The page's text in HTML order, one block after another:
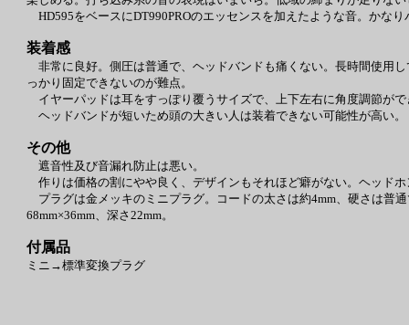
HD595をベースにDT990PROのエッセンスを加えたような音。かな
装着感
非常に良好。側圧は普通で、ヘッドバンドも痛くない。長時間使用
っかり固定できないのが難点。
イヤーパッドは耳をすっぽり覆うサイズで、上下左右に角度調節が
ヘッドバンドが短いため頭の大きい人は装着できない可能性が高い。
その他
遮音性及び音漏れ防止は悪い。
作りは価格の割にやや良く、デザインもそれほど癖がない。ヘッド
プラグは金メッキのミニプラグ。コードの太さは約4mm、硬さは普
68mm×36mm、深さ22mm。
付属品
ミニ→標準変換プラグ